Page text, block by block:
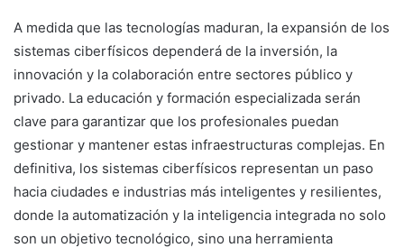
A medida que las tecnologías maduran, la expansión de los
sistemas ciberfísicos dependerá de la inversión, la
innovación y la colaboración entre sectores público y
privado. La educación y formación especializada serán
clave para garantizar que los profesionales puedan
gestionar y mantener estas infraestructuras complejas. En
definitiva, los sistemas ciberfísicos representan un paso
hacia ciudades e industrias más inteligentes y resilientes,
donde la automatización y la inteligencia integrada no solo
son un objetivo tecnológico, sino una herramienta